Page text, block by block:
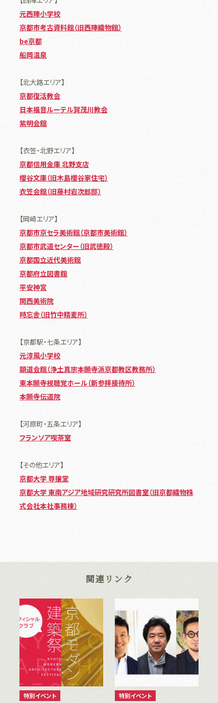
元西陣小学校
京都市考古資料館（旧西陣織物館）
be京都
船岡温泉
【北大路エリア】
京都復活教会
日本福音ルーテル賀茂川教会
紫明会館
【衣笠・北野エリア】
京都信用金庫 北野支店
櫻谷文庫（旧木島櫻谷家住宅）
衣笠会館（旧藤村岩次郎邸）
【岡崎エリア】
京都市京セラ美術館（京都市美術館）
京都市武道センター（旧武徳殿）
京都国立近代美術館
京都府立図書館
平安神宮
関西美術院
時忘舎（旧竹中精麦所）
【京都駅・七条エリア】
元淳風小学校
顕道会館（浄土真宗本願寺派京都教区教務所）
東本願寺視聴覚ホール（新参拝接待所）
本願寺伝道院
【河原町・五条エリア】
フランソア喫茶室
【その他エリア】
京都大学 尊攘堂
京都大学 東南アジア地域研究研究所図書室（旧京都織物株
式会社本社事務棟）
関連リンク
特別イベント
特別イベント